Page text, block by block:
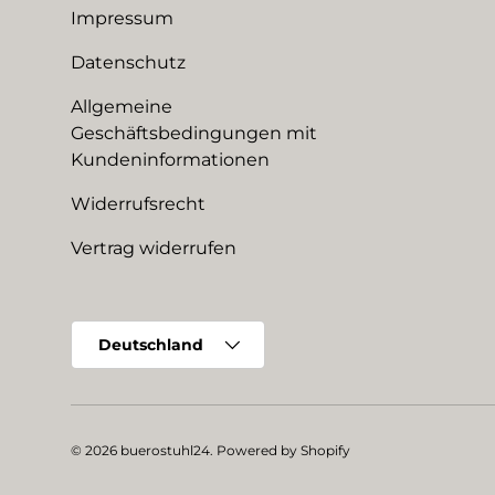
Impressum
Datenschutz
Allgemeine
Geschäftsbedingungen mit
Kundeninformationen
Widerrufsrecht
Vertrag widerrufen
Deutschland
© 2026 buerostuhl24. Powered by Shopify